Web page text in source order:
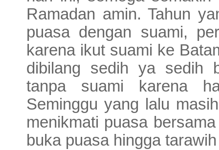
Ramadan amin. Tahun
puasa dengan suami,
karena ikut suami ke
dibilang sedih ya sedih
tanpa suami karena
Seminggu yang lalu
menikmati puasa
buka puasa hingga